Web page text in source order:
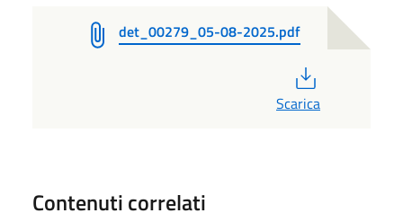
det_00279_05-08-2025.pdf
Scarica
Contenuti correlati